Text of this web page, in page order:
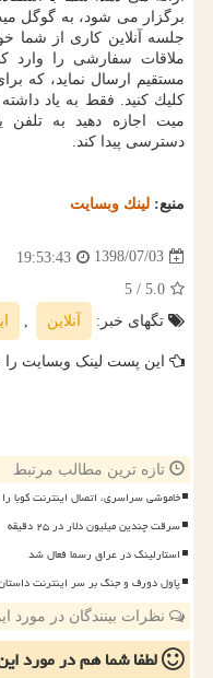
برگزار می شود، به گوگل
جلسه آنلاین كاری از شما
ملاقات سفارشی را وارد
مستقیم ارسال نماید، كه
كلیك كنید. فقط به یاد
میت اجازه دهید به تلفن
دسترسی پیدا كند.
منبع: لینك وبسایت
1398/07/03
19:53:43
5.0
/ 5
تگهای خبر:
آنلاین ,
این پست لینک وبسایت را
تازه ترین مطالب مرتبط
خاموشی سراسری، اتصال اینترنت کوبا
سرقت چندین میلیون دلار در ۲۵ دقیقه
استارلینک در عراق رسما فعال شد
پاول دورف و جنگ بر سر اینترنت
نظرات بینندگان در مورد
لطفا شما همدر مورد